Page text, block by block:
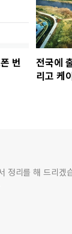
번
전국에
리고 케
정리를 해 드리겠